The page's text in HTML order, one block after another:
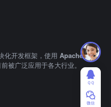
化开发框架，使用 Apache2.0
被广泛应用于各大行业。
ＱＱ
微信